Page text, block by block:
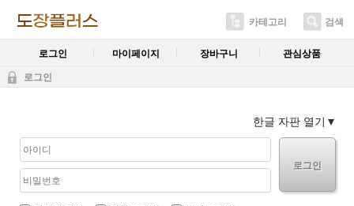
카테고리 검색
로그인 마이페이지 장바구니 관심상품
로그인
한글 자판 열기
로그인